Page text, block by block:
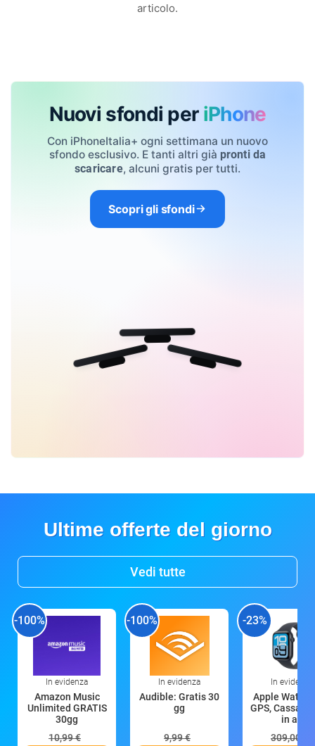
articolo.
Nuovi sfondi per iPhone
Con iPhoneItalia+ ogni settimana un nuovo
sfondo esclusivo. E tanti altri già pronti da
scaricare, alcuni gratis per tutti.
Scopri gli sfondi
Ultime offerte del giorno
Vedi tutte
-100%
In evidenza
Amazon Music
Unlimited GRATIS
30gg
10,99 €
-100%
In evidenza
Audible: Gratis 30
gg
9,99 €
-23%
In evidenza
Apple Watch
GPS, Cassa
in all
309,00 €